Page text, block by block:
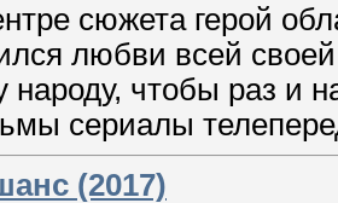
сюжета герой
любви всей
народу, чтобы раз и
сериалы
(2017)